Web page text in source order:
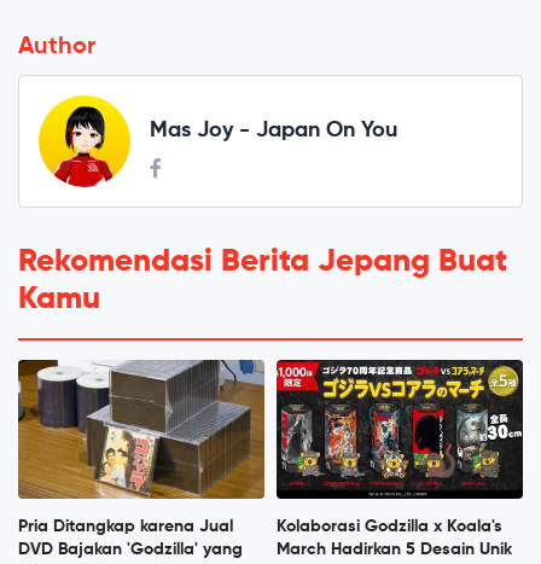
Author
Mas Joy - Japan On You
Rekomendasi Berita Jepang Buat
Kamu
Pria Ditangkap karena Jual
DVD Bajakan 'Godzilla' yang
Kolaborasi Godzilla x Koala's
March Hadirkan 5 Desain Unik